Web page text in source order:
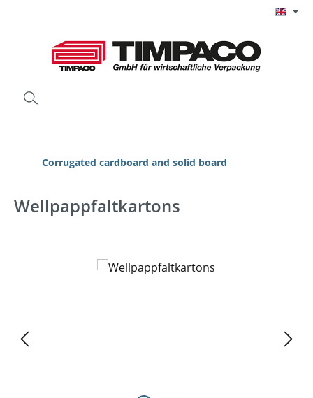
Corrugated cardboard and solid board
Wellpappfaltkartons
Skip image gallery